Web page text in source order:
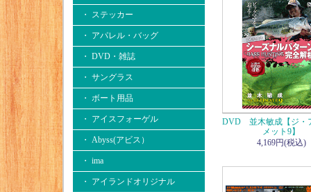
・ ステッカー
・ アパレル・バッグ
・ DVD・雑誌
・ サングラス
・ ボート用品
・ アイスフォーゲル
・ Abyss(アビス）
・ ima
・ アイランドオリジナル
DVD 並木敏成【ジ・
メット9】
4,169円(税込)